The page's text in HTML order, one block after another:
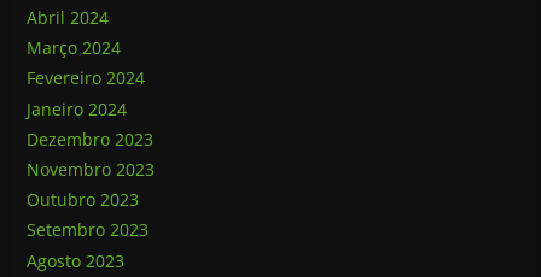
Abril 2024
Março 2024
Fevereiro 2024
Janeiro 2024
Dezembro 2023
Novembro 2023
Outubro 2023
Setembro 2023
Agosto 2023